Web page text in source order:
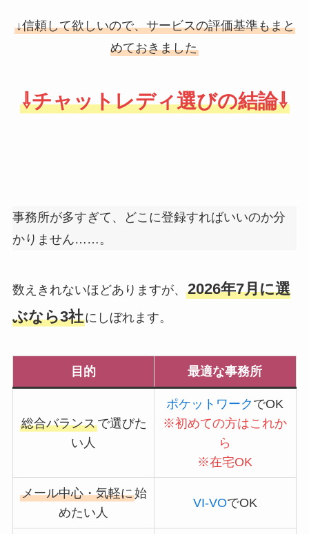
↓信頼して欲しいので、サービスの評価基準もまと
めておきました
⇩チャットレディ選びの結論⇩
事務所が多すぎて、どこに登録すればいいのか分
かりません……。
数えきれないほどありますが、 2026年7月に選
ぶなら3社にしぼれます。
目的 最適な事務所
総合バランスで選びた
い人
ポケットワーク でOK
※初めての方はこれか
ら
※在宅OK
メール中心・気軽に始
めたい人
VI-VOでOK